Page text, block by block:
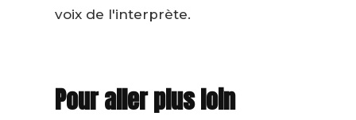
voix de l'interprète.
Pour aller plus loin